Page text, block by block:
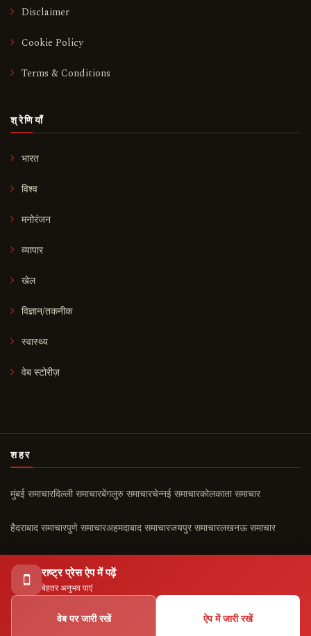
राष्ट्र प्रेस ऐप में पढ़ें
बेहतर अनुभव पाएं
वेब पर जारी रखें ऐप में जारी रखें
Disclaimer
Cookie Policy
Terms & Conditions
श्रेणियाँ
भारत
विश्व
मनोरंजन
व्यापार
खेल
विज्ञान/तकनीक
स्वास्थ्य
वेब स्टोरीज़
शहर
मुंबई समाचारदिल्ली समाचारबेंगलुरु समाचारचेन्नई समाचारकोलकाता समाचार
हैदराबाद समाचारपुणे समाचारअहमदाबाद समाचारजयपुर समाचारलखनऊ समाचार
चंडीगढ़ समाचार